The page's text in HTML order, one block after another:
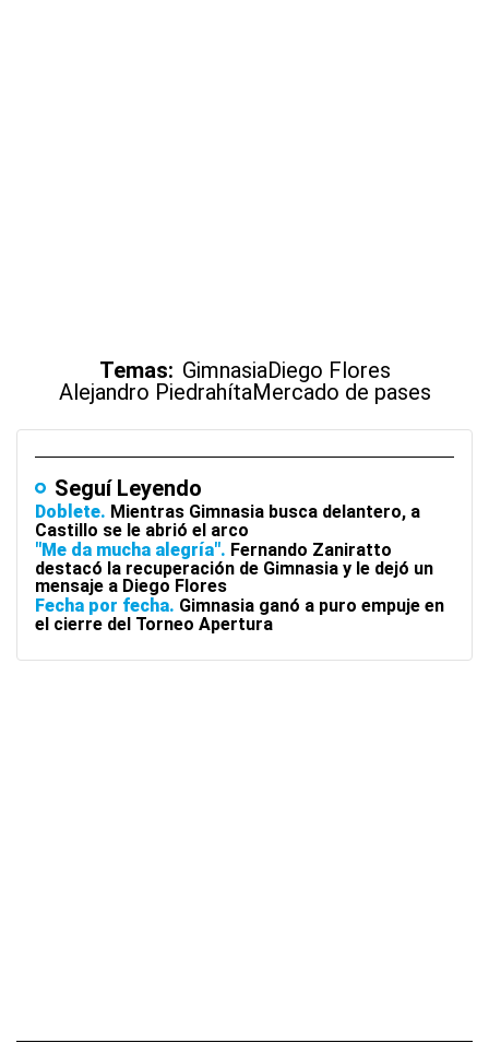
Temas: GimnasiaDiego Flores
Alejandro PiedrahítaMercado de pases
Seguí Leyendo
Doblete Mientras Gimnasia busca delantero, a
Castillo se le abrió el arco
"Me da mucha alegría" Fernando Zaniratto
destacó la recuperación de Gimnasia y le dejó un
mensaje a Diego Flores
Fecha por fecha Gimnasia ganó a puro empuje en
el cierre del Torneo Apertura